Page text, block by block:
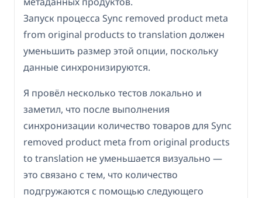
Запуск процесса Sync removed product meta
from original products to translation должен
уменьшить размер этой опции, поскольку
данные синхронизируются.
Я провёл несколько тестов локально и
заметил, что после выполнения
синхронизации количество товаров для Sync
removed product meta from original products
to translation не уменьшается визуально —
это связано с тем, что количество
подгружаются с помощью следующего